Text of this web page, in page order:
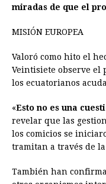
miradas de que el
MISIÓN EUROPEA
Valoró como hito el
Veintisiete observe el
los ecuatorianos
«Esto no es una
revelar que las
los comicios se
tramitan a través de
También han